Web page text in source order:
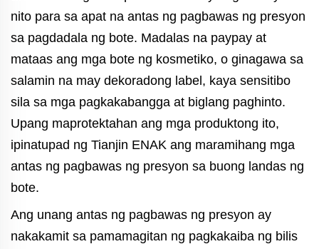
nito para sa apat na antas ng pagbawas ng presyon
sa pagdadala ng bote. Madalas na paypay at
mataas ang mga bote ng kosmetiko, o ginagawa sa
salamin na may dekoradong label, kaya sensitibo
sila sa mga pagkakabangga at biglang paghinto.
Upang maprotektahan ang mga produktong ito,
ipinatupad ng Tianjin ENAK ang maramihang mga
antas ng pagbawas ng presyon sa buong landas ng
bote.
Ang unang antas ng pagbawas ng presyon ay
nakakamit sa pamamagitan ng pagkakaiba ng bilis